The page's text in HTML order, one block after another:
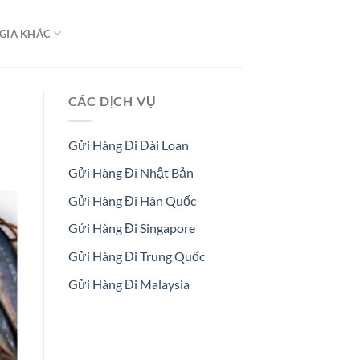
KHÁC
CÁC DỊCH VỤ
Gửi Hàng Đi Đài Loan
Gửi Hàng Đi Nhật Bản
Gửi Hàng Đi Hàn Quốc
Gửi Hàng Đi Singapore
Gửi Hàng Đi Trung Quốc
Gửi Hàng Đi Malaysia